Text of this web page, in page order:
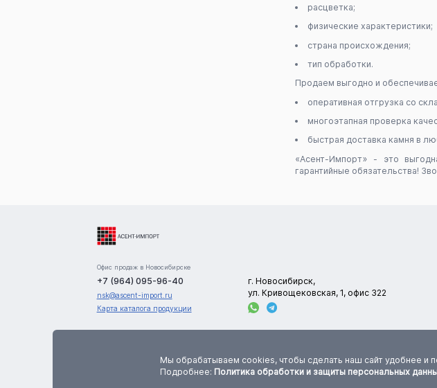
расцветка;
физические характеристики;
страна происхождения;
тип обработки.
Продаем выгодно и
оперативная отгрузка со
многоэтапная проверка
быстрая доставка камня в
«Асент-Импорт» - это
гарантийные обязательства!
Офис продаж в Новосибирске
+7 (964) 095-96-40
nsk@ascent-import.ru
Карта каталога продукции
г. Новосибирск,
ул. Кривощековская, 1, офис 322
цена, количество и характеристики товаров указаны приблизительно. Точную информацию
по данным параметрам необходимо уточнять у менеджеров компании до оформления
Мы обрабатываем cookies, чтобы сделать наш сайт удобнее и
Подробнее: Политика обработки и защиты персональных